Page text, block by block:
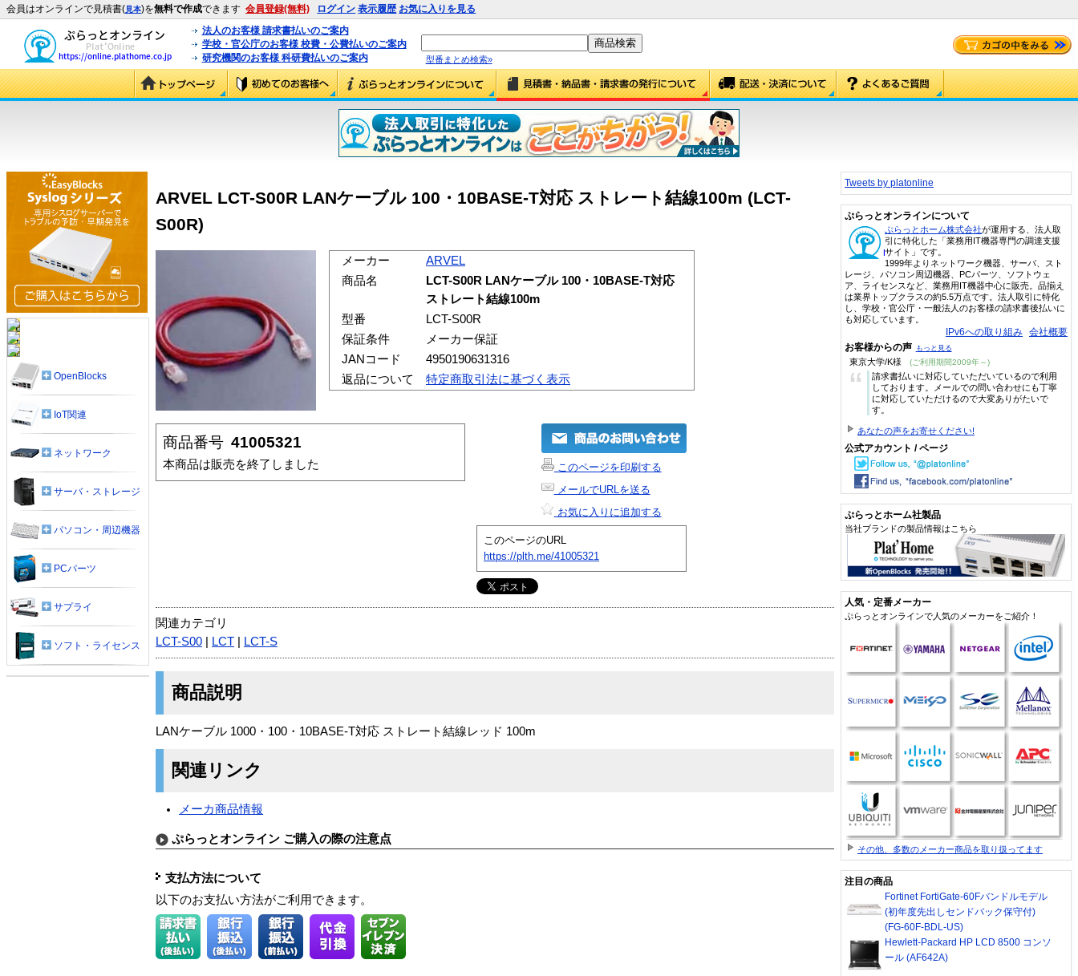
会員はオンラインで見積書(見本)を無料で作成できます 会員登録(無料) ログイン 表示履歴 お気に入りを見る
法人のお客様 請求書払いのご案内
学校・官公庁のお客様 校費・公費払いのご案内
研究機関のお客様 科研費払いのご案内
型番まとめ検索»
ARVEL LCT-S00R LANケーブル 100・10BASE-T対応 ストレート結線100m (LCT-
S00R)
メーカー
ARVEL
商品名
LCT-S00R LANケーブル 100・10BASE-T対応
ストレート結線100m
型番
LCT-S00R
保証条件
メーカー保証
JANコード
4950190631316
返品について
特定商取引法に基づく表示
商品番号 41005321
本商品は販売を終了しました
このページを印刷する
メールでURLを送る
お気に入りに追加する
このページのURL
https://plth.me/41005321
関連カテゴリ
LCT-S00
LCT LCT-S
商品説明
LANケーブル 1000・100・10BASE-T対応 ストレート結線レッド 100m
関連リンク
メーカ商品情報
ぷらっとオンライン ご購入の際の注意点
支払方法について
以下のお支払い方法がご利用できます。
OpenBlocks
IoT関連
ネットワーク
サーバ・ストレージ
パソコン・周辺機器
PCパーツ
サプライ
ソフト・ライセンス
Tweets by platonline
ぷらっとオンラインについて
ぷらっとホーム株式会社が運用する、法人取
引に特化した「業務用IT機器専門の調達支援
サイト」です。
1999年よりネットワーク機器、サーバ、スト
レージ、パソコン周辺機器、PCパーツ、ソフトウェ
ア、ライセンスなど、業務用IT機器中心に販売。品揃え
は業界トップクラスの約5.5万点です。法人取引に特化
し、学校・官公庁・一般法人のお客様の請求書後払いに
も対応しています。
IPv6への取り組み 会社概要
お客様からの声 もっと見る
東京大学/K様 (ご利用期間2009年～)
“
請求書払いに対応していただいているので利用
しております。メールでの問い合わせにも丁寧
に対応していただけるので大変ありがたいで
す。
あなたの声をお寄せください!
公式アカウント / ページ
ぷらっとホーム社製品
当社ブランドの製品情報はこちら
人気・定番メーカー
ぷらっとオンラインで人気のメーカーをご紹介！
その他、多数のメーカー商品を取り扱ってます
注目の商品
Fortinet FortiGate-60Fバンドルモデル
(初年度先出しセンドバック保守付)
(FG-60F-BDL-US)
Hewlett-Packard HP LCD 8500 コンソ
ール (AF642A)